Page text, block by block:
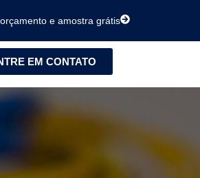
e amostra grátis
EM CONTATO